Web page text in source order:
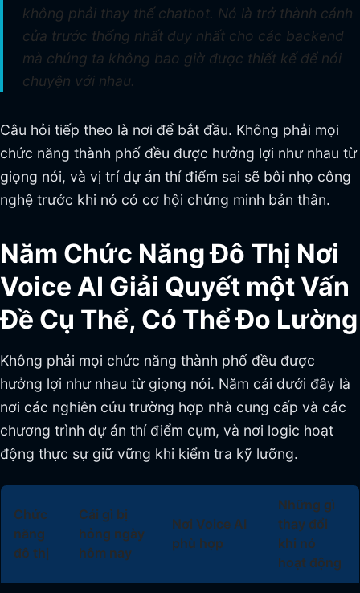
không phải thay thế chatbot. Nó là trở thành cánh
cửa trước thống nhất duy nhất cho các backend
mà chúng ta không bao giờ được thiết kế để nói
chuyện với nhau.
Câu hỏi tiếp theo là nơi để bắt đầu. Không phải mọi
chức năng thành phố đều được hưởng lợi như nhau từ
giọng nói, và vị trí dự án thí điểm sai sẽ bôi nhọ công
nghệ trước khi nó có cơ hội chứng minh bản thân.
Năm Chức Năng Đô Thị Nơi
Voice AI Giải Quyết một Vấn
Đề Cụ Thể, Có Thể Đo Lường
Không phải mọi chức năng thành phố đều được
hưởng lợi như nhau từ giọng nói. Năm cái dưới đây là
nơi các nghiên cứu trường hợp nhà cung cấp và các
chương trình dự án thí điểm cụm, và nơi logic hoạt
động thực sự giữ vững khi kiểm tra kỹ lưỡng.
Chức
năng
đô thị
Cái gì bị
hỏng ngày
hôm nay
Nơi Voice AI
phù hợp
Những gì
thay đổi
khi nó
hoạt động